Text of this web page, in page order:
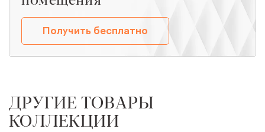
Получить бесплатно
ДРУГИЕ ТОВАРЫ
КОЛЛЕКЦИИ